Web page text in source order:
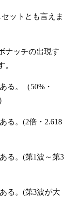
ットとも言えま
ナッチの出現す
。
る。（50%・
る。(2倍・2.618
る。(第1波～第3
る。(第3波が大